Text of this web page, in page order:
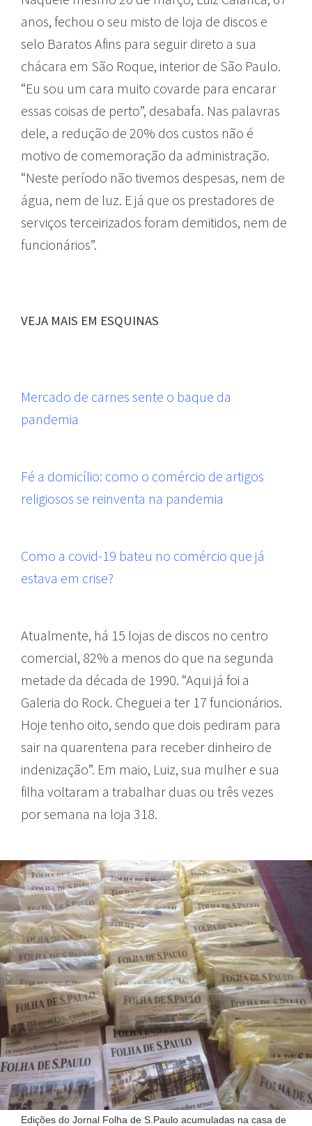
anos, fechou o seu misto de loja de discos e
selo Baratos Afins para seguir direto a sua
chácara em São Roque, interior de São Paulo.
“Eu sou um cara muito covarde para encarar
essas coisas de perto”, desabafa. Nas palavras
dele, a redução de 20% dos custos não é
motivo de comemoração da administração.
“Neste período não tivemos despesas, nem de
água, nem de luz. E já que os prestadores de
serviços terceirizados foram demitidos, nem de
funcionários”.
VEJA MAIS EM ESQUINAS
Mercado de carnes sente o baque da
pandemia
Fé a domicílio: como o comércio de artigos
religiosos se reinventa na pandemia
Como a covid-19 bateu no comércio que já
estava em crise?
Atualmente, há 15 lojas de discos no centro
comercial, 82% a menos do que na segunda
metade da década de 1990. “Aqui já foi a
Galeria do Rock. Cheguei a ter 17 funcionários.
Hoje tenho oito, sendo que dois pediram para
sair na quarentena para receber dinheiro de
indenização”. Em maio, Luiz, sua mulher e sua
filha voltaram a trabalhar duas ou três vezes
por semana na loja 318.
Edições do Jornal Folha de S.Paulo acumuladas na casa de